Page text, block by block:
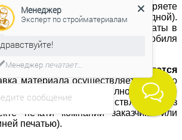
получении товара Вы проверяете
и количество по накладной).
с объекта без получения оплаты в
каждые полчаса простоя автомобиля
дополнительно.
(к стоимости прибавляется
материала осуществляется только
денежных средств в полном размере
отгрузка не осуществляется без
печати компании заказчика или
печатью).
сообщение
Менеджер
Эксперт по стройматериалам
Менеджер печатает...